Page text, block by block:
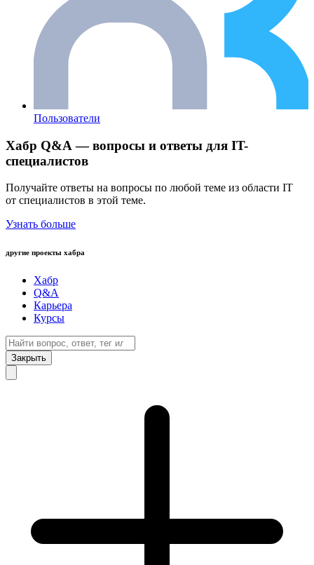
Пользователи
Хабр Q&A — вопросы и ответы для IT-
специалистов
Получайте ответы на вопросы по любой теме из области IT
от специалистов в этой теме.
Узнать больше
другие проекты хабра
Хабр
Q&A
Карьера
Курсы
Закрыть